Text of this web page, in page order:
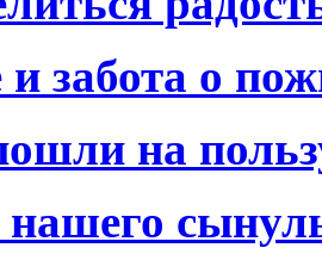
забота о
на